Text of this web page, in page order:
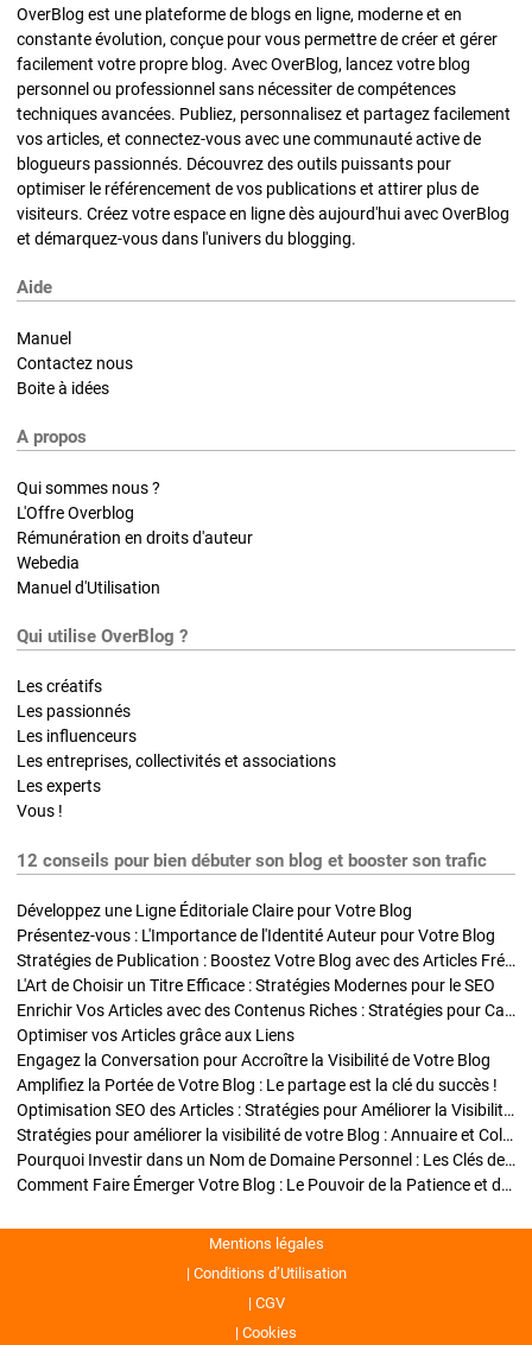
OverBlog est une plateforme de blogs en ligne, moderne et en
constante évolution, conçue pour vous permettre de créer et gérer
facilement votre propre blog. Avec OverBlog, lancez votre blog
personnel ou professionnel sans nécessiter de compétences
techniques avancées. Publiez, personnalisez et partagez facilement
vos articles, et connectez-vous avec une communauté active de
blogueurs passionnés. Découvrez des outils puissants pour
optimiser le référencement de vos publications et attirer plus de
visiteurs. Créez votre espace en ligne dès aujourd'hui avec OverBlog
et démarquez-vous dans l'univers du blogging.
Aide
Manuel
Contactez nous
Boite à idées
A propos
Qui sommes nous ?
L'Offre Overblog
Rémunération en droits d'auteur
Webedia
Manuel d'Utilisation
Qui utilise OverBlog ?
Les créatifs
Les passionnés
Les influenceurs
Les entreprises, collectivités et associations
Les experts
Vous !
12 conseils pour bien débuter son blog et booster son trafic
Développez une Ligne Éditoriale Claire pour Votre Blog
Présentez-vous : L'Importance de l'Identité Auteur pour Votre Blog
Stratégies de Publication : Boostez Votre Blog avec des Articles Fréquents et Exclusifs
L'Art de Choisir un Titre Efficace : Stratégies Modernes pour le SEO
Enrichir Vos Articles avec des Contenus Riches : Stratégies pour Captiver et Optimiser
Optimiser vos Articles grâce aux Liens
Engagez la Conversation pour Accroître la Visibilité de Votre Blog
Amplifiez la Portée de Votre Blog : Le partage est la clé du succès !
Optimisation SEO des Articles : Stratégies pour Améliorer la Visibilité de Votre Blog
Stratégies pour améliorer la visibilité de votre Blog : Annuaire et Collaborations
Pourquoi Investir dans un Nom de Domaine Personnel : Les Clés de la Réussite de Votre Blog
Comment Faire Émerger Votre Blog : Le Pouvoir de la Patience et de la Persévérance
Mentions légales
Conditions d’Utilisation
CGV
Cookies